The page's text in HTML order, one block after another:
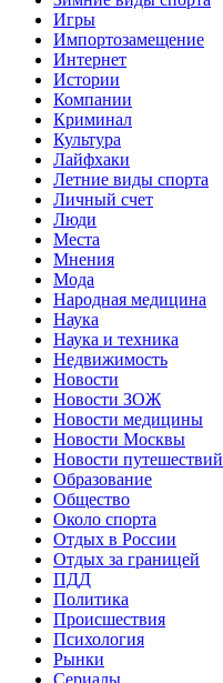
Игры
Импортозамещение
Интернет
Истории
Компании
Криминал
Культура
Лайфхаки
Летние виды спорта
Личный счет
Люди
Места
Мнения
Мода
Народная медицина
Наука
Наука и техника
Недвижимость
Новости
Новости ЗОЖ
Новости медицины
Новости Москвы
Новости путешествий
Образование
Общество
Около спорта
Отдых в России
Отдых за границей
ПДД
Политика
Происшествия
Психология
Рынки
Сериалы